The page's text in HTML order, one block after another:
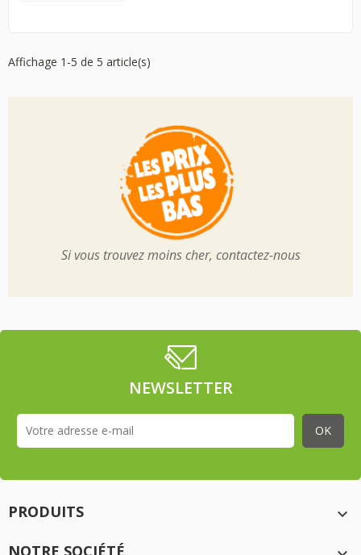
Affichage 1-5 de 5 article(s)
Si vous trouvez moins cher, contactez-nous
NEWSLETTER
PRODUITS

NOTRE SOCIÉTÉ